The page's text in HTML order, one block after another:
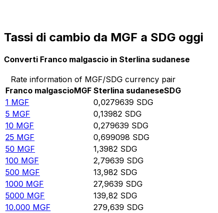
Tassi di cambio da MGF a SDG oggi
Converti Franco malgascio in Sterlina sudanese
Rate information of MGF/SDG currency pair
Franco malgascioMGF Sterlina sudaneseSDG
1 MGF 0,0279639 SDG
5 MGF 0,13982 SDG
10 MGF 0,279639 SDG
25 MGF 0,699098 SDG
50 MGF 1,3982 SDG
100 MGF 2,79639 SDG
500 MGF 13,982 SDG
1000 MGF 27,9639 SDG
5000 MGF 139,82 SDG
10.000 MGF 279,639 SDG